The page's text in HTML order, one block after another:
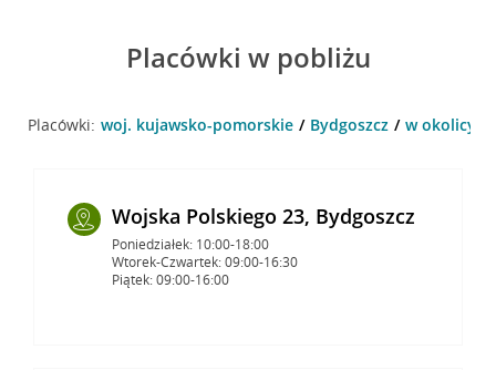
Placówki w pobliżu
Placówki: woj. kujawsko-pomorskie Bydgoszcz w okolicy
Wojska Polskiego 23, Bydgoszcz
Poniedziałek: 10:00-18:00
Wtorek-Czwartek: 09:00-16:30
Piątek: 09:00-16:00